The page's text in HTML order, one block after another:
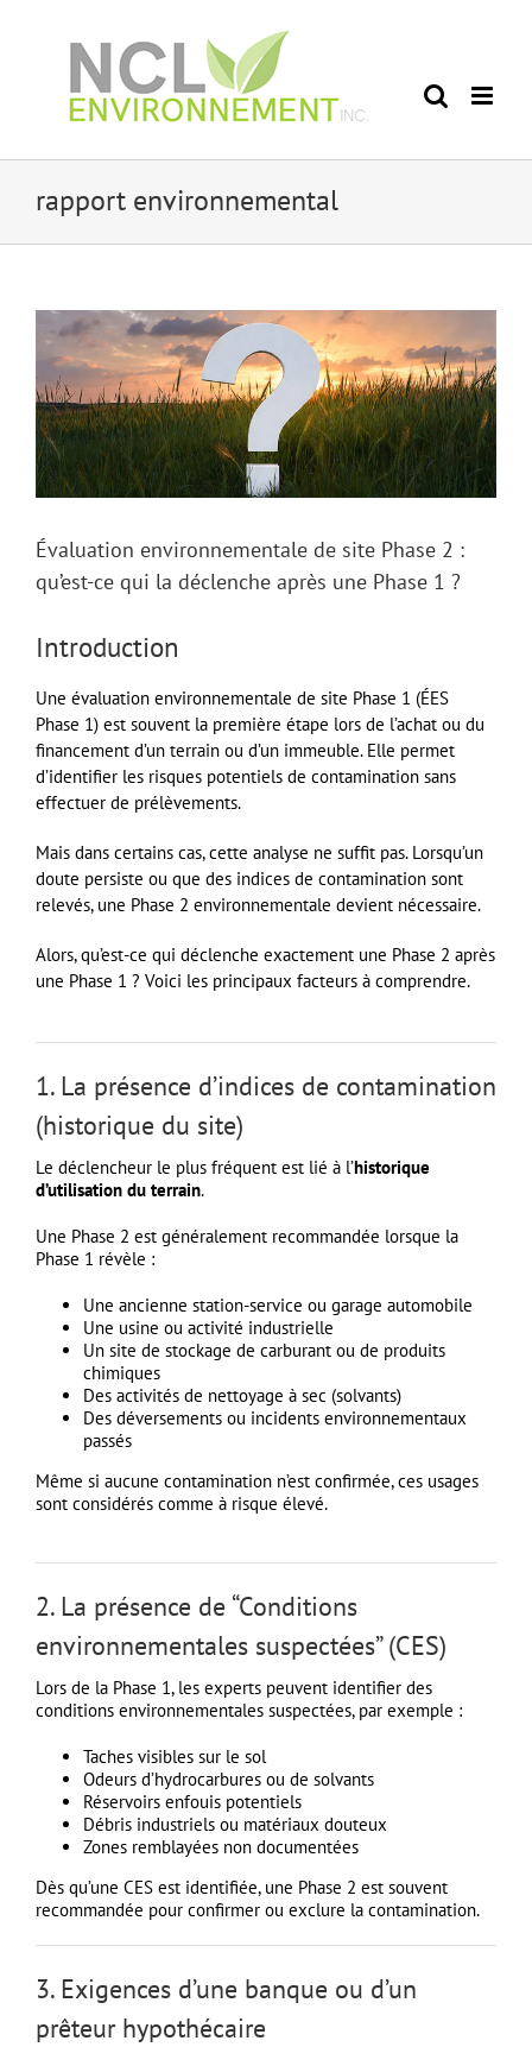
rapport environnemental
Évaluation environnementale de site Phase 2 :
qu’est-ce qui la déclenche après une Phase 1 ?
Introduction
Une évaluation environnementale de site Phase 1 (ÉES
Phase 1) est souvent la première étape lors de l’achat ou du
financement d’un terrain ou d’un immeuble. Elle permet
d’identifier les risques potentiels de contamination sans
effectuer de prélèvements.
Mais dans certains cas, cette analyse ne suffit pas. Lorsqu’un
doute persiste ou que des indices de contamination sont
relevés, une Phase 2 environnementale devient nécessaire.
Alors, qu’est-ce qui déclenche exactement une Phase 2 après
une Phase 1 ? Voici les principaux facteurs à comprendre.
1. La présence d’indices de contamination
(historique du site)
Le déclencheur le plus fréquent est lié à l’historique
d’utilisation du terrain.
Une Phase 2 est généralement recommandée lorsque la
Phase 1 révèle :
Une ancienne station-service ou garage automobile
Une usine ou activité industrielle
Un site de stockage de carburant ou de produits
chimiques
Des activités de nettoyage à sec (solvants)
Des déversements ou incidents environnementaux
passés
Même si aucune contamination n’est confirmée, ces usages
sont considérés comme à risque élevé.
2. La présence de “Conditions
environnementales suspectées” (CES)
Lors de la Phase 1, les experts peuvent identifier des
conditions environnementales suspectées, par exemple :
Taches visibles sur le sol
Odeurs d’hydrocarbures ou de solvants
Réservoirs enfouis potentiels
Débris industriels ou matériaux douteux
Zones remblayées non documentées
Dès qu’une CES est identifiée, une Phase 2 est souvent
recommandée pour confirmer ou exclure la contamination.
3. Exigences d’une banque ou d’un
prêteur hypothécaire